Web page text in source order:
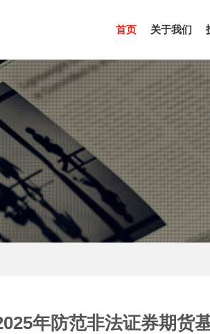
首页(CURRENT)
关于我们
年防范非法证券期货